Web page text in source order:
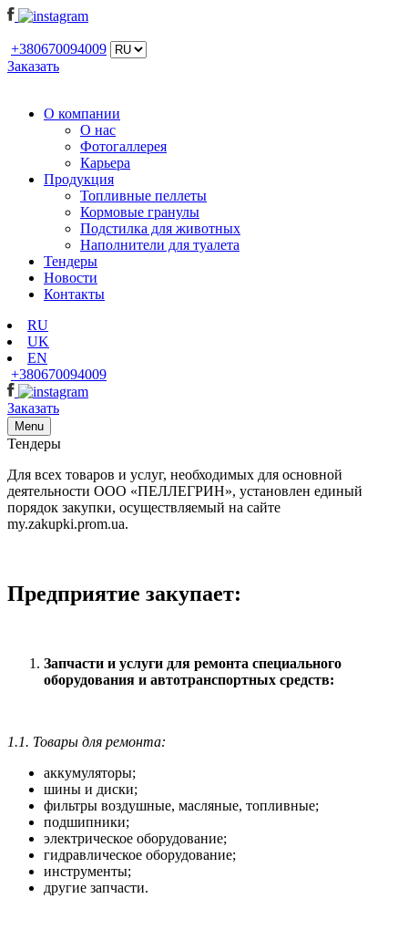
+380670094009
Заказать
О компании
О нас
Фотогаллерея
Карьера
Продукция
Топливные пеллеты
Кормовые гранулы
Подстилка для животных
Наполнители для туалета
Тендеры
Новости
Контакты
RU
UK
EN
+380670094009
Заказать
Menu
Тендеры
Для всех товаров и услуг, необходимых для основной
деятельности ООО «ПЕЛЛЕГРИН», установлен ​​единый
порядок закупки, осуществляемый на сайте
my.zakupki.prom.ua.
Предприятие закупает:
Запчасти и услуги для ремонта специального
оборудования и автотранспортных средств:
1.1. Товары для ремонта:
аккумуляторы;
шины и диски;
фильтры воздушные, масляные, топливные;
подшипники;
электрическое оборудование;
гидравлическое оборудование;
инструменты;
другие запчасти.